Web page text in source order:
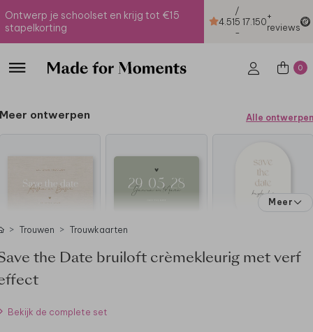
Ontwerp je schoolset en krijg tot €15
stapelkorting
4.51
/
5
-
17.150+
reviews
0
Meer ontwerpen Alle ontwerpen
Meer
Trouwen Trouwkaarten
the Date bruiloft crèmekleurig met verf
Bekijk de complete set